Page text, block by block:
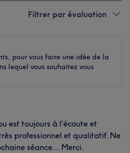
Filtrer par évaluation
pour vous faire une idée de la
lequel vous souhaitez vous
est toujours à l'écoute et
professionnel et qualitatif. Ne
séance... Merci.